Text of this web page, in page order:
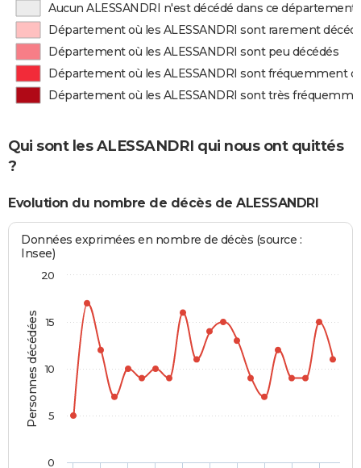
Aucun ALESSANDRI n'est décédé dans ce département
Département où les ALESSANDRI sont rarement
Département où les ALESSANDRI sont peu décédés
Département où les ALESSANDRI sont fréquemment
Département où les ALESSANDRI sont très
Qui sont les ALESSANDRI qui nous ont quittés
?
Evolution du nombre de décès de ALESSANDRI
Personnes décédées
Données exprimées en nombre de décès (source :
Insee)
0
5
10
15
20